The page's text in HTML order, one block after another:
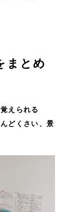
まとめ
えられる
どくさい、景